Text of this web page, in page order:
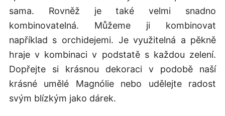
sama. Rovněž je také velmi snadno
kombinovatelná. Můžeme ji kombinovat
například s orchidejemi. Je využitelná a pěkně
hraje v kombinaci v podstatě s každou zelení.
Dopřejte si krásnou dekoraci v podobě naší
krásné umělé Magnólie nebo udělejte radost
svým blízkým jako dárek.